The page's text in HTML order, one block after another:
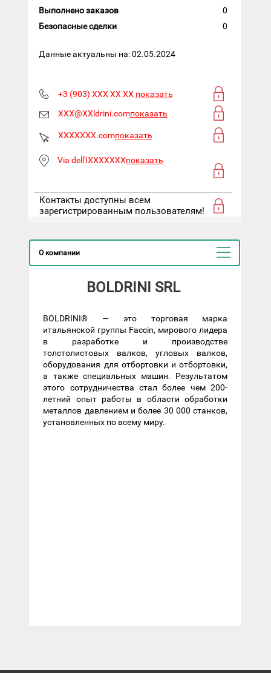
Выполнено заказов
0
Безопасные сделки
0
Данные актуальны на: 02.05.2024
+3 (903) XXX XX XX показать
XXX@XXldrini.comпоказать
XXXXXXX.comпоказать
Via dell'IXXXXXXXпоказать
Контакты доступны всем
зарегистрированным пользователям!
О компании
BOLDRINI SRL
BOLDRINI® — это торговая марка
итальянской группы Faccin, мирового лидера
в разработке и производстве
толстолистовых валков, угловых валков,
оборудования для отбортовки и отбортовки,
а также специальных машин. Результатом
этого сотрудничества стал более чем 200-
летний опыт работы в области обработки
металлов давлением и более 30 000 станков,
установленных по всему миру.